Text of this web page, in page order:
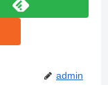
admin